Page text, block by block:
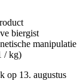
biergist
manipulatie
/ kg)
op 13. augustus